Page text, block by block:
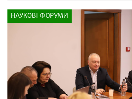
НАУКОВІ ФОРУМИ